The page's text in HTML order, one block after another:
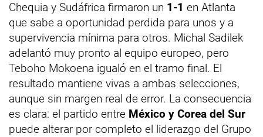
Chequia y Sudáfrica firmaron un 1-1 en Atlanta
que sabe a oportunidad perdida para unos y a
supervivencia mínima para otros. Michal Sadilek
adelantó muy pronto al equipo europeo, pero
Teboho Mokoena igualó en el tramo final. El
resultado mantiene vivas a ambas selecciones,
aunque sin margen real de error. La consecuencia
es clara: el partido entre México y Corea del Sur
puede alterar por completo el liderazgo del Grupo